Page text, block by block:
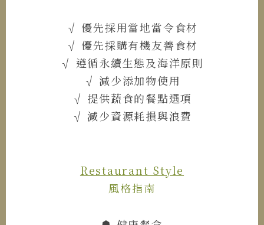
√ 優先採用當地當令食材
√ 優先採購有機友善食材
√ 遵循永續生態及海洋原則
√ 減少添加物使用
√ 提供蔬食的餐點選項
√ 減少資源耗損與浪費
Restaurant Style
風格指南